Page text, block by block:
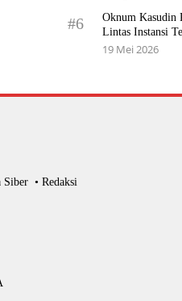
#6
Oknum Kasudin
Lintas Instansi
19 Mei 2026
Siber Redaksi